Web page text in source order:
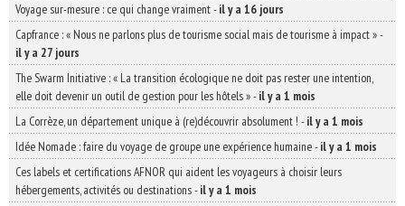
Voyage sur-mesure : ce qui change vraiment-il y a 16 jours
Capfrance : « Nous ne parlons plus de tourisme social mais de tourisme à impact »-
il y a 27 jours
The Swarm Initiative : « La transition écologique ne doit pas rester une intention,
elle doit devenir un outil de gestion pour les hôtels »-il y a 1 mois
La Corrèze, un département unique à (re)découvrir absolument ! -il y a 1 mois
Idée Nomade : faire du voyage de groupe une expérience humaine-il y a 1 mois
Ces labels et certifications AFNOR qui aident les voyageurs à choisir leurs
hébergements, activités ou destinations-il y a 1 mois